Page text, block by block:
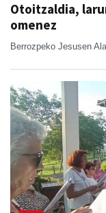
Otoitzaldia,
omenez
Berrozpeko Jesusen